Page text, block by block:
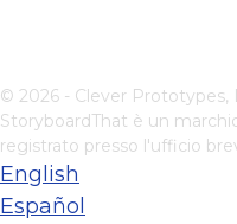
© 2026 - Clever Prototypes,
StoryboardThat è un
registrato presso l'ufficio
English
Español